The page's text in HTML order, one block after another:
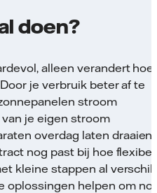
doen?
alleen verandert hoe
je verbruik beter af te
stroom
je eigen stroom
overdag laten draaien
nog past bij hoe flexibel
kleine stappen al verschil
oplossingen helpen om